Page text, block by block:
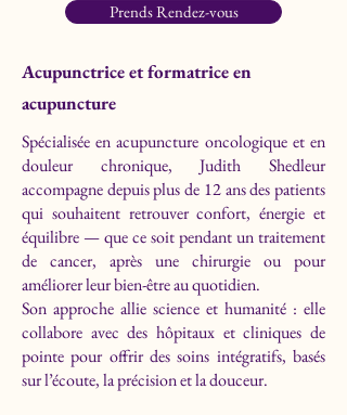
Prends Rendez-vous
Acupunctrice et formatrice en
acupuncture
Spécialisée en acupuncture oncologique et en
douleur chronique, Judith Shedleur
accompagne depuis plus de 12 ans des patients
qui souhaitent retrouver confort, énergie et
équilibre — que ce soit pendant un traitement
de cancer, après une chirurgie ou pour
améliorer leur bien-être au quotidien.
Son approche allie science et humanité : elle
collabore avec des hôpitaux et cliniques de
pointe pour offrir des soins intégratifs, basés
sur l’écoute, la précision et la douceur.